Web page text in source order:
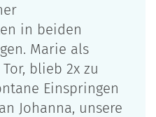
in beiden
Marie als
blieb 2x zu
Einspringen
Johanna, unsere